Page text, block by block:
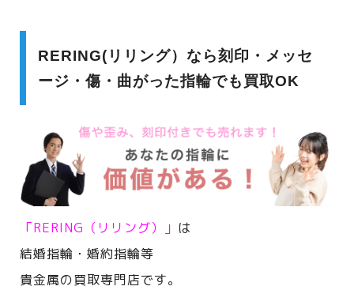
RERING(リリング）なら刻印・メッセ
ージ・傷・曲がった指輪でも買取OK
「RERING（リリング）」 は
結婚指輪・婚約指輪等
貴金属の買取専門店です。